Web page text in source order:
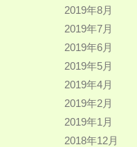
2019年8月
2019年7月
2019年6月
2019年5月
2019年4月
2019年2月
2019年1月
2018年12月